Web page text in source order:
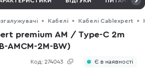
Кабелі Кабелі Cablexpert
premium AM / Type-C 2m
AMCM-2M-BW)
Код: 274043 Є в наявності